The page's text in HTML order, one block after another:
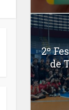
2º
de